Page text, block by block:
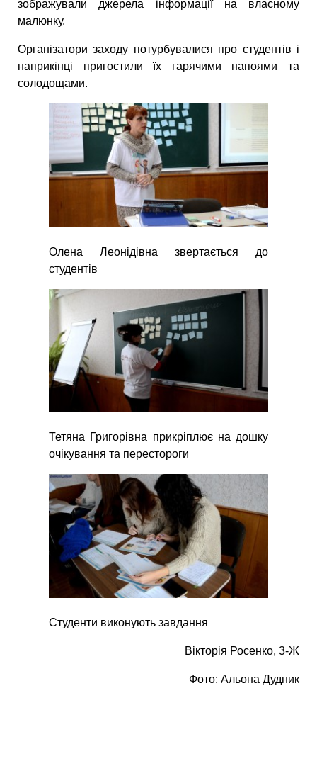
зображували джерела інформації на власному
малюнку.
Організатори заходу потурбувалися про студентів і
наприкінці пригостили їх гарячими напоями та
солодощами.
Олена Леонідівна звертається до
студентів
Тетяна Григорівна прикріплює на дошку
очікування та перестороги
Студенти виконують завдання
Вікторія Росенко, 3-Ж
Фото: Альона Дудник